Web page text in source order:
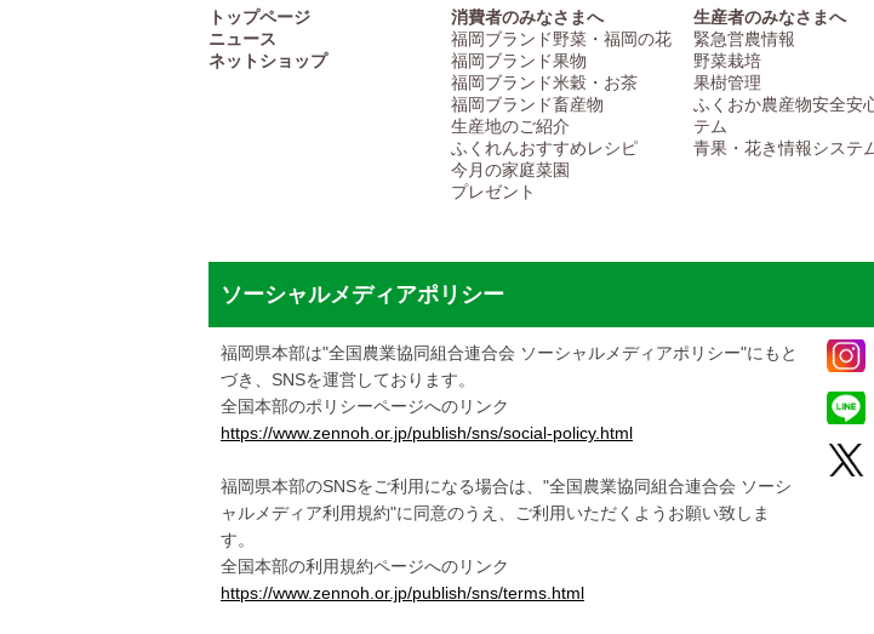
トップページ
ニュース
ネットショップ
消費者のみなさまへ
福岡ブランド野菜・福岡の花
福岡ブランド果物
福岡ブランド米穀・お茶
福岡ブランド畜産物
生産地のご紹介
ふくれんおすすめレシピ
今月の家庭菜園
プレゼント
生産者のみなさまへ
緊急営農情報
野菜栽培
果樹管理
ふくおか農産物安全安
テム
青果・花き情報システ
ソーシャルメディアポリシー
福岡県本部は"全国農業協同組合連合会 ソーシャルメディアポリシー"にもと
づき、SNSを運営しております。
全国本部のポリシーページへのリンク
https://www.zennoh.or.jp/publish/sns/social-policy.html
福岡県本部のSNSをご利用になる場合は、"全国農業協同組合連合会 ソーシ
ャルメディア利用規約"に同意のうえ、ご利用いただくようお願い致しま
す。
全国本部の利用規約ページへのリンク
https://www.zennoh.or.jp/publish/sns/terms.html